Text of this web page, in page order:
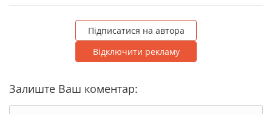
Підписатися на автора
Відключити рекламу
Залиште Ваш коментар: